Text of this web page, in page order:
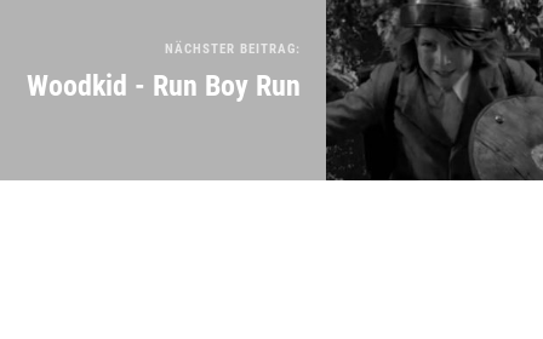
NÄCHSTER BEITRAG:
Woodkid - Run Boy Run